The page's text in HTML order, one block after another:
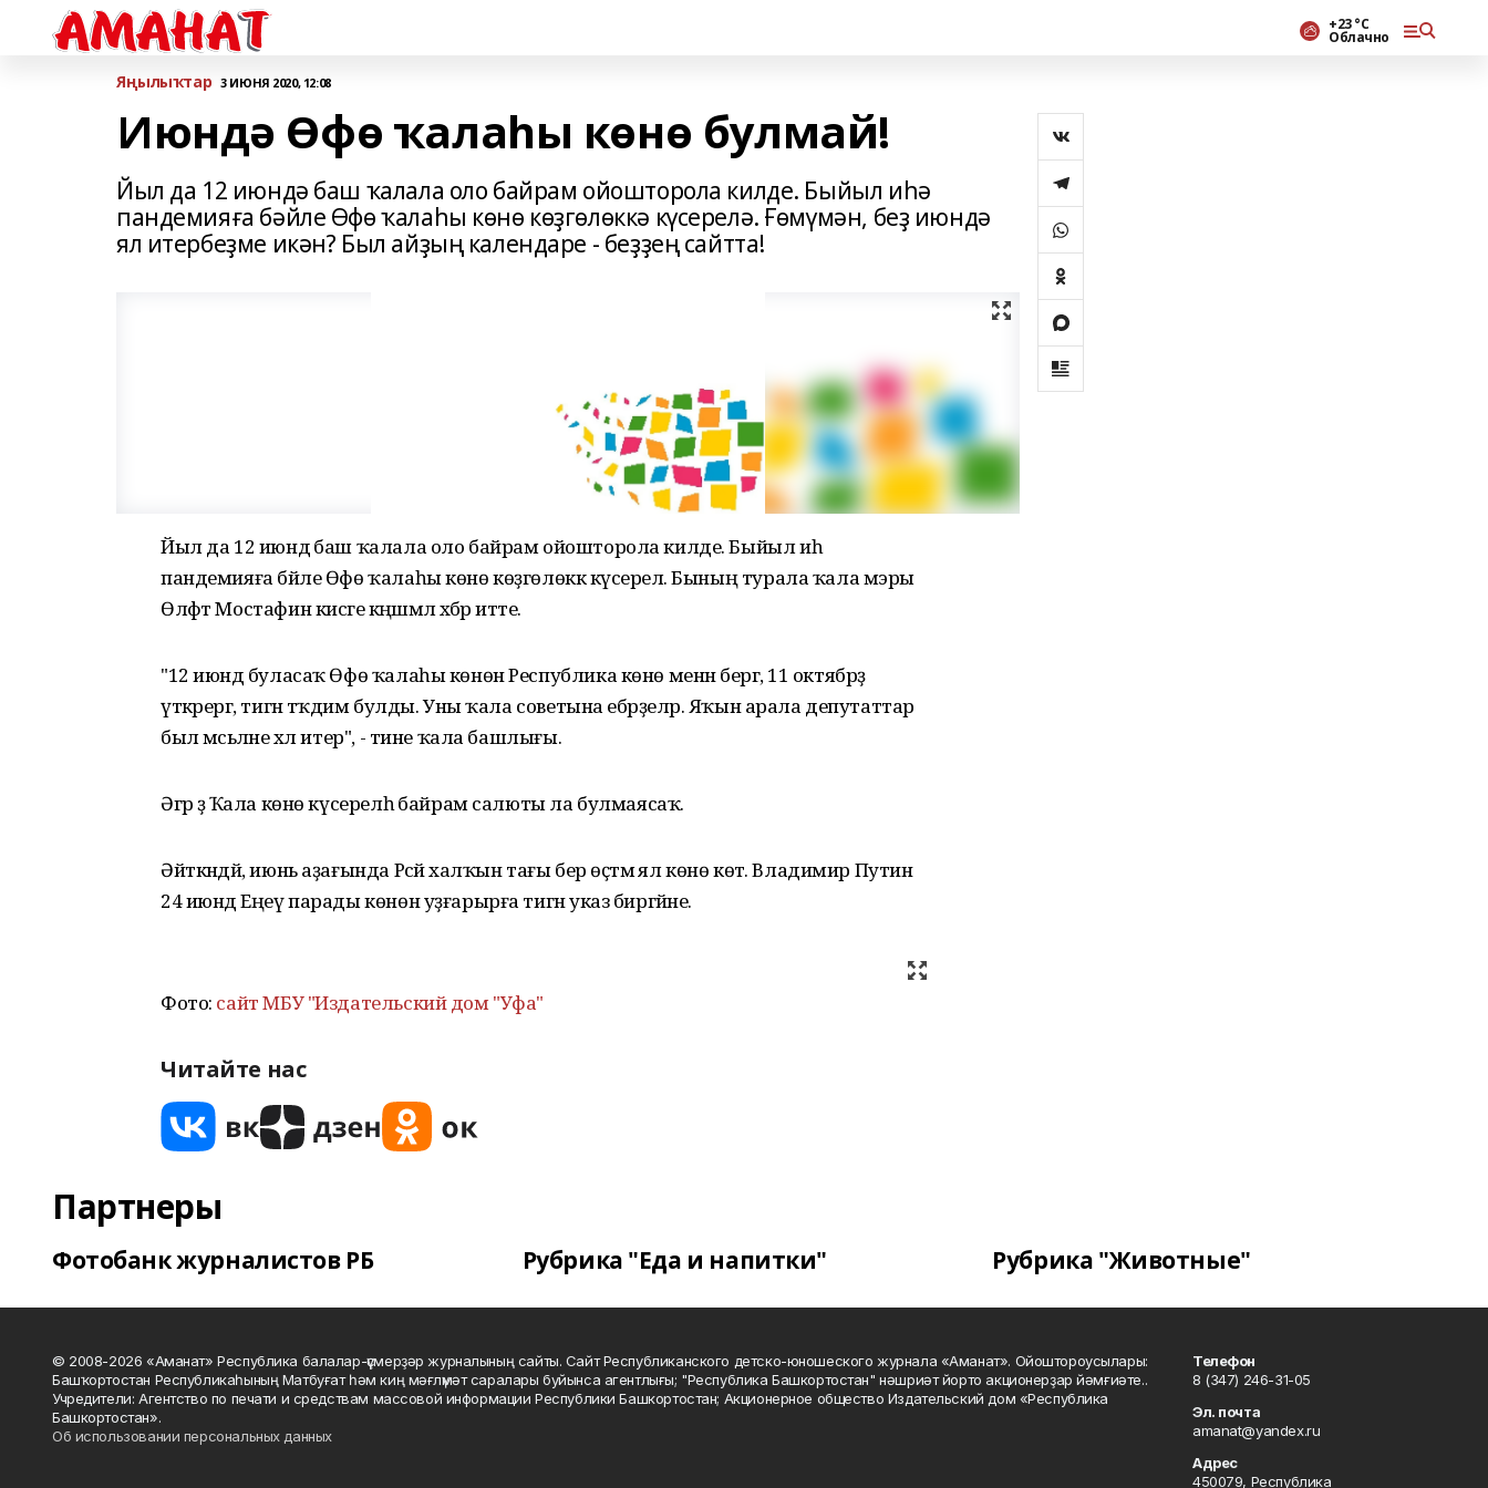
+23 °С
Облачно
Яңылыҡтар 3 ИЮНЯ 2020, 12:08
Июндә Өфө ҡалаһы көнө булмай!
Йыл да 12 июндә баш ҡалала оло байрам ойошторола килде. Быйыл иһә
пандемияға бәйле Өфө ҡалаһы көнө көҙгөлөккә күсерелә. Ғөмүмән, беҙ июндә
ял итербеҙме икән? Был айҙың календаре - беҙҙең сайтта!
Йыл да 12 июндә баш ҡалала оло байрам ойошторола килде. Быйыл иһә
пандемияға бәйле Өфө ҡалаһы көнө көҙгөлөккә күсерелә. Бының турала ҡала мэры
Өлфәт Мостафин кисәге кәңәшмәлә хәбәр итте.
"12 июндә буласаҡ Өфө ҡалаһы көнөн Республика көнө менән бергә, 11 октябрҙә
үткәрергә, тигән тәҡдим булды. Уны ҡала советына ебәрҙеләр. Яҡын арала депутаттар
был мәсьәләне хәл итер", - тине ҡала башлығы.
Әгәр ҙә Ҡала көнө күсерелһә байрам салюты ла булмаясаҡ.
Әйткәндәй, июнь аҙағында Рәсәй халҡын тағы бер өҫтәмә ял көнө көтә. Владимир Путин
24 июндә Еңеү парады көнөн уҙғарырға тигән указ биргәйне.
Фото: сайт МБУ "Издательский дом "Уфа"
Читайте нас
Партнеры
Фотобанк журналистов РБ Рубрика "Еда и напитки" Рубрика "Животные"
© 2008-2026 «Аманат» Республика балалар-үҫмерҙәр журналының сайты. Сайт Республиканского детско-юношеского журнала «Аманат». Ойоштороусылары:
Башҡортостан Республикаһының Матбуғат һәм киң мәғлүмәт саралары буйынса агентлығы; "Республика Башкортостан" нәшриәт йорто акционерҙар йәмғиәте..
Учредители: Агентство по печати и средствам массовой информации Республики Башкортостан; Акционерное общество Издательский дом «Республика
Башкортостан».
Об использовании персональных данных
Телефон
8 (347) 246-31-05
Эл. почта
amanat@yandex.ru
Адрес
450079, Республика